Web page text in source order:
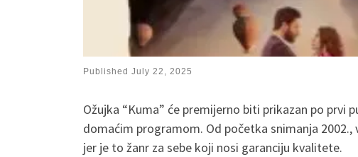
Published July 22, 2025
Ožujka “Kuma” će premijerno biti prikazan po prvi
domaćim programom. Od početka snimanja 2002.,
jer je to žanr za sebe koji nosi garanciju kvalitete.